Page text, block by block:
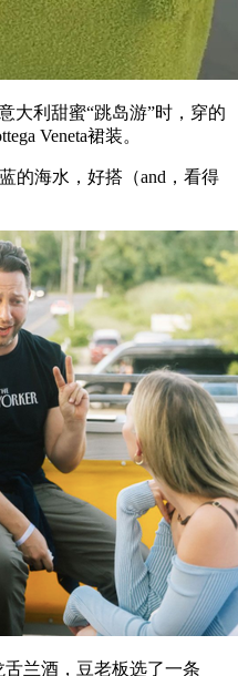
利甜蜜“跳岛游”时，穿的
Veneta裙装。
海水，好搭（and，看得
兰酒，豆老板选了一条